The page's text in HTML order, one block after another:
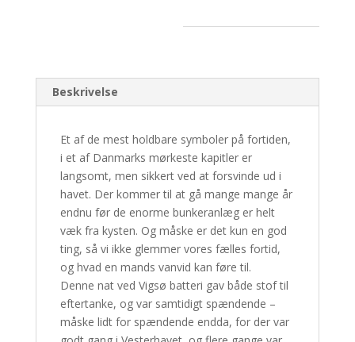
past
2/30
Beskrivelse
Et af de mest holdbare symboler på fortiden,
i et af Danmarks mørkeste kapitler er
langsomt, men sikkert ved at forsvinde ud i
havet. Der kommer til at gå mange mange år
endnu før de enorme bunkeranlæg er helt
væk fra kysten. Og måske er det kun en god
ting, så vi ikke glemmer vores fælles fortid,
og hvad en mands vanvid kan føre til.
Denne nat ved Vigsø batteri gav både stof til
eftertanke, og var samtidigt spændende –
måske lidt for spændende endda, for der var